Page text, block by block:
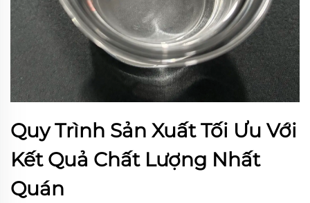
Quy Trình Sản Xuất Tối Ưu Với
Kết Quả Chất Lượng Nhất
Quán